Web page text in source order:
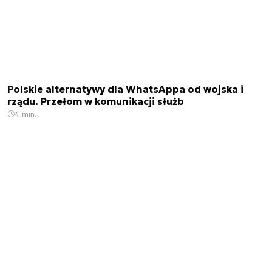
Polskie alternatywy dla WhatsAppa od wojska i
rządu. Przełom w komunikacji służb
4 min.